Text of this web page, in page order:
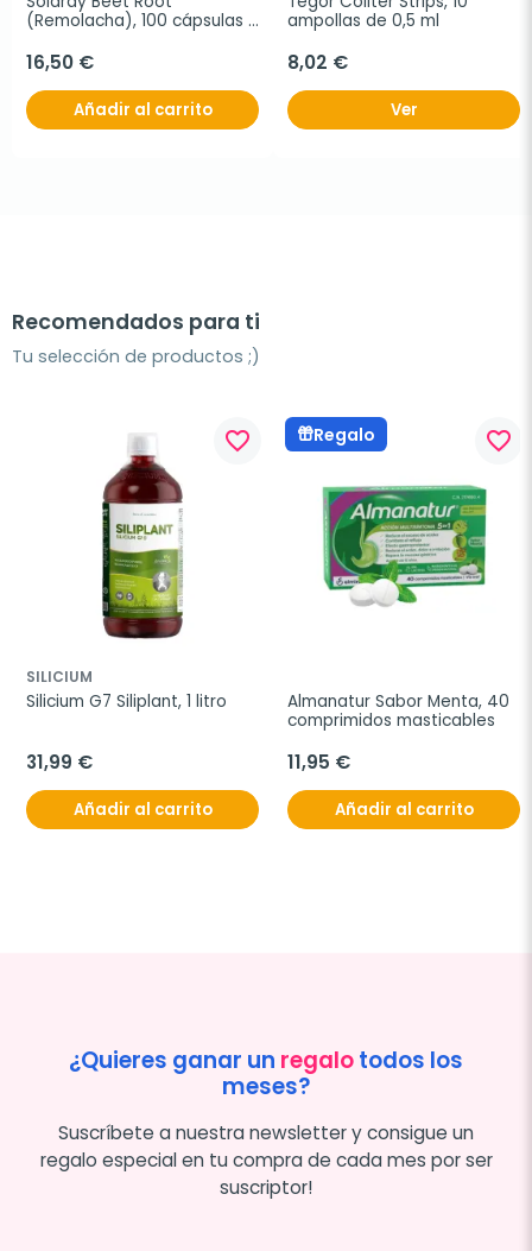
(Remolacha), 100 cápsulas
16,50 €
Añadir al carrito
ampollas de 0,5 ml
8,02 €
Ver
Recomendados para ti
Tu selección de productos ;)
favorite_border
SILICIUM
Silicium G7 Siliplant, 1 litro
31,99 €
Añadir al carrito
Regalo favorite_border
Almanatur Sabor Menta, 40
comprimidos masticables
11,95 €
Añadir al carrito
¿Quieres ganar un regalotodos los
meses?
Suscríbete a nuestra newsletter y consigue un
regalo especial en tu compra de cada mes por ser
suscriptor!